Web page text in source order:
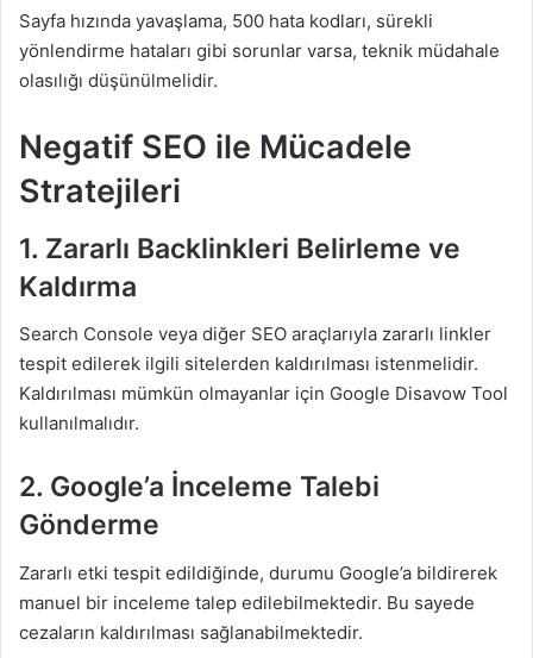
Sayfa hızında yavaşlama, 500 hata kodları, sürekli
yönlendirme hataları gibi sorunlar varsa, teknik müdahale
olasılığı düşünülmelidir.
Negatif SEO ile Mücadele
Stratejileri
1. Zararlı Backlinkleri Belirleme ve
Kaldırma
Search Console veya diğer SEO araçlarıyla zararlı linkler
tespit edilerek ilgili sitelerden kaldırılması istenmelidir.
Kaldırılması mümkün olmayanlar için Google Disavow Tool
kullanılmalıdır.
2. Google’a İnceleme Talebi
Gönderme
Zararlı etki tespit edildiğinde, durumu Google’a bildirerek
manuel bir inceleme talep edilebilmektedir. Bu sayede
cezaların kaldırılması sağlanabilmektedir.